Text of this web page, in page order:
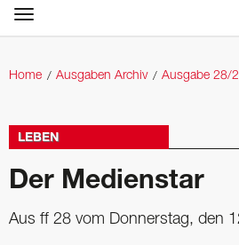
Home Ausgaben Archiv Ausgabe 28/
LEBEN
Der Medienstar
Aus ff 28 vom Donnerstag, den